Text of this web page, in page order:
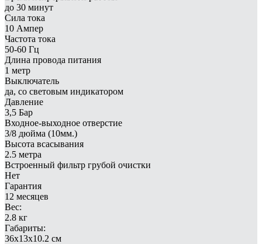
до 30 минут
Сила тока
10 Ампер
Частота тока
50-60 Гц
Длина провода питания
1 метр
Выключатель
да, со световым индикатором
Давление
3,5 Бар
Входное-выходное отверстие
3/8 дюйма (10мм.)
Высота всасывания
2.5 метра
Встроенный фильтр грубой очистки
Нет
Гарантия
12 месяцев
Вес:
2.8 кг
Габариты:
36x13x10.2 см